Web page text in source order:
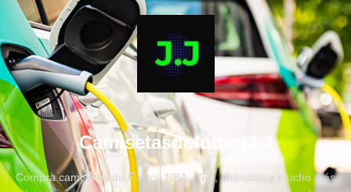
CamisetasdefutbolJ.J
Compra camisetas de Fútbol, NBA, NFL, chandals y mucho más